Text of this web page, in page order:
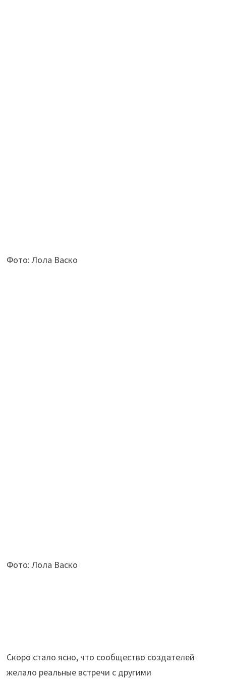
Фото: Лола Васко
Фото: Лола Васко
Скоро стало ясно, что сообщество создателей
желало реальные встречи с другими